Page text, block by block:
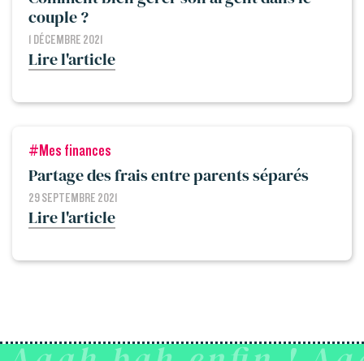
couple ?
1 DÉCEMBRE 2021
Lire l'article
#Mes finances
Partage des frais entre parents séparés
29 SEPTEMBRE 2021
Lire l'article